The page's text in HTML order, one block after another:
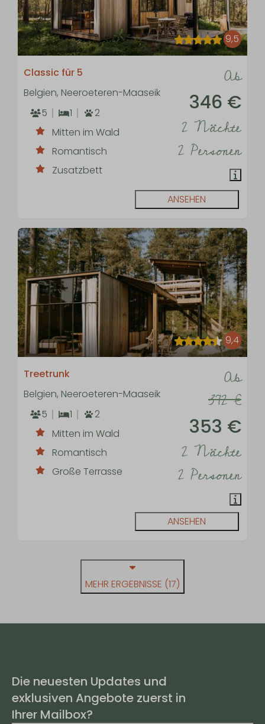
9,5
Ab
346 €
2 Nächte
2 Personen
Classic für 5
Belgien, Neeroeteren-Maaseik
5
1
2
Mitten im Wald
Romantisch
Zusatzbett
ANSEHEN
9,4
Ab
372 €
353 €
2 Nächte
2 Personen
Treetrunk
Belgien, Neeroeteren-Maaseik
5
1
2
Mitten im Wald
Romantisch
Große Terrasse
ANSEHEN
MEHR ERGEBNISSE (17)
Die neuesten Updates und
exklusiven Angebote zuerst in
Ihrer Mailbox?